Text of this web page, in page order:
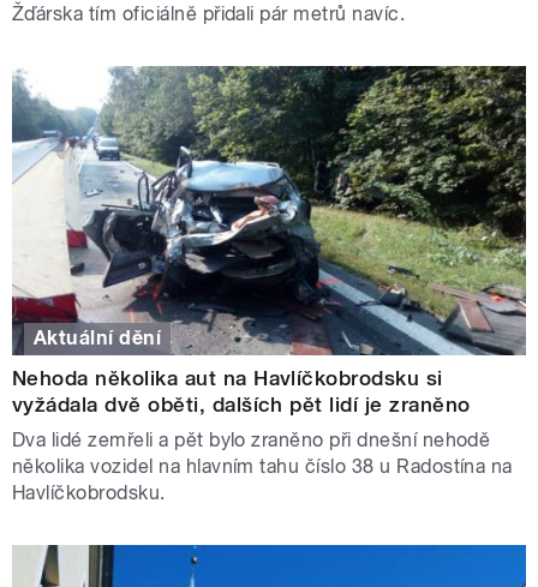
Žďárska tím oficiálně přidali pár metrů navíc.
Aktuální dění
Nehoda několika aut na Havlíčkobrodsku si
vyžádala dvě oběti, dalších pět lidí je zraněno
Dva lidé zemřeli a pět bylo zraněno při dnešní nehodě
několika vozidel na hlavním tahu číslo 38 u Radostína na
Havlíčkobrodsku.